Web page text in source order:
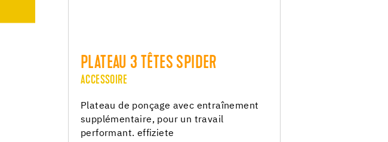
PLATEAU 3 TÊTES SPIDER
ACCESSOIRE
Plateau de ponçage avec entraînement
supplémentaire, pour un travail
performant. effiziete